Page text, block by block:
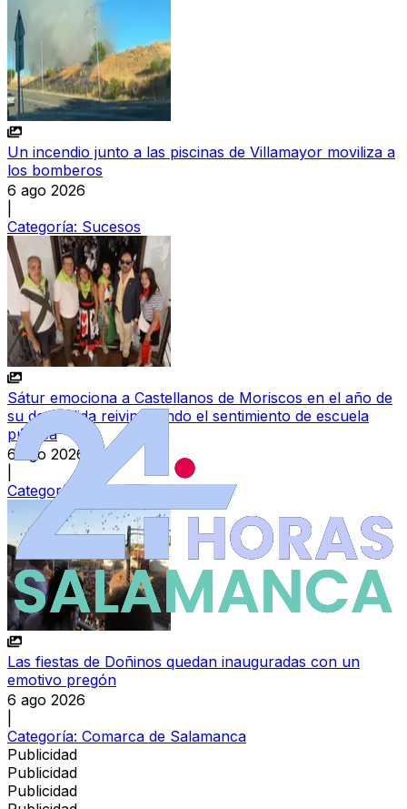
Un incendio junto a las piscinas de Villamayor moviliza a
los bomberos
6 ago 2026
Categoría: Sucesos
Sátur emociona a Castellanos de Moriscos en el año de
su despedida reivindicando el sentimiento de escuela
pública
6 ago 2026
Categoría:
La Armuña
Las fiestas de Doñinos quedan inauguradas con un
emotivo pregón
6 ago 2026
Categoría: Comarca de Salamanca
Publicidad
Publicidad
Publicidad